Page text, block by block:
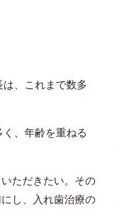
、これまで数多
、年齢を重ねる
ただきたい。その
し、入れ歯治療の